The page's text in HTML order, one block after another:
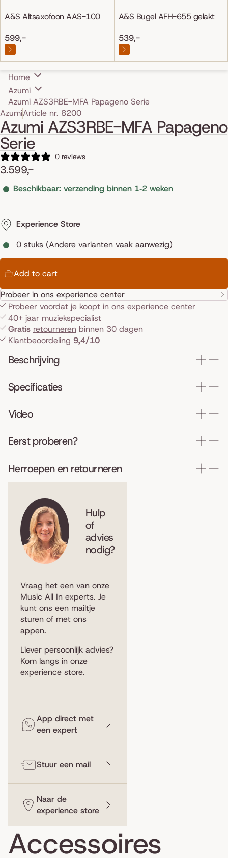
A&S Altsaxofoon AAS-100
599,-
A&S Bugel AFH-655 gelakt
539,-
Home
Azumi
Azumi AZS3RBE-MFA Papageno Serie
Skip to product information
AzumiArticle nr. 8200
Azumi AZS3RBE-MFA Papageno
Serie
0 reviews
3.599,-
Beschikbaar: verzending binnen 1‑2 weken
Experience Store
0 stuks (Andere varianten vaak aanwezig)
Add to cart
Probeer in ons experience center
Probeer voordat je koopt in ons experience center
40+ jaar muziekspecialist
Gratis retourneren binnen 30 dagen
Klantbeoordeling 9,4/10
Beschrijving
Specificaties
Video
Eerst proberen?
Herroepen en retourneren
Hulp
of
advies
nodig?
Vraag het een van onze
Music All In experts. Je
kunt ons een mailtje
sturen of met ons
appen.
Liever persoonlijk advies?
Kom langs in onze
experience store.
App direct met
een expert
Stuur een mail
Naar de
experience store
Accessoires